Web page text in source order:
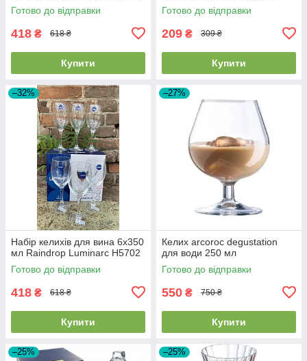
Готово до відправки
418 ₴ 618 ₴
Купити
Готово до відправки
209 ₴ 309 ₴
Купити
–32%
Набір келихів для вина 6х350
мл Raindrop Luminarc H5702
Готово до відправки
418 ₴ 618 ₴
Купити
–27%
Келих arcoroc degustation
для води 250 мл
Готово до відправки
550 ₴ 750 ₴
Купити
–25% –25%